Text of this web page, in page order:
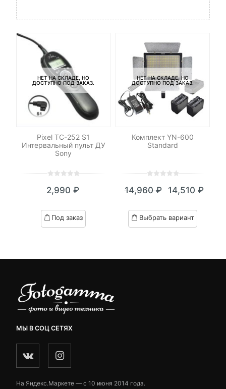
НЕТ НА СКЛАДЕ, НО
ДОСТУПНО ПОД ЗАКАЗ.
Pixel TC-252 S1
Интервальный пульт ДУ
Sony
out
based
on
2,990 ₽
Под заказ
НЕТ НА СКЛАДЕ, НО
ДОСТУПНО ПОД ЗАКАЗ.
Комплект YN-600
Standard
out
based
on
14,960₽
цена
составляла
14,510 ₽
Текущая
цена:
14,510 ₽.
Выбрать вариант
МЫ В СОЦ СЕТЯХ
На Яндекс.Маркете — c 10 июня 2014 года.